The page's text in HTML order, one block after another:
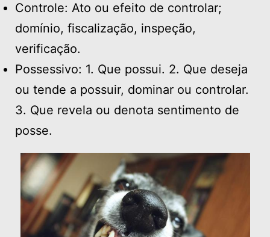
Controle: Ato ou efeito de controlar;
domínio, fiscalização, inspeção,
verificação.
Possessivo: 1. Que possui. 2. Que deseja
ou tende a possuir, dominar ou controlar.
3. Que revela ou denota sentimento de
posse.